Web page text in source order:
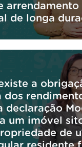
arrendamento
de longa
a
dos
declaração
um imóvel
de